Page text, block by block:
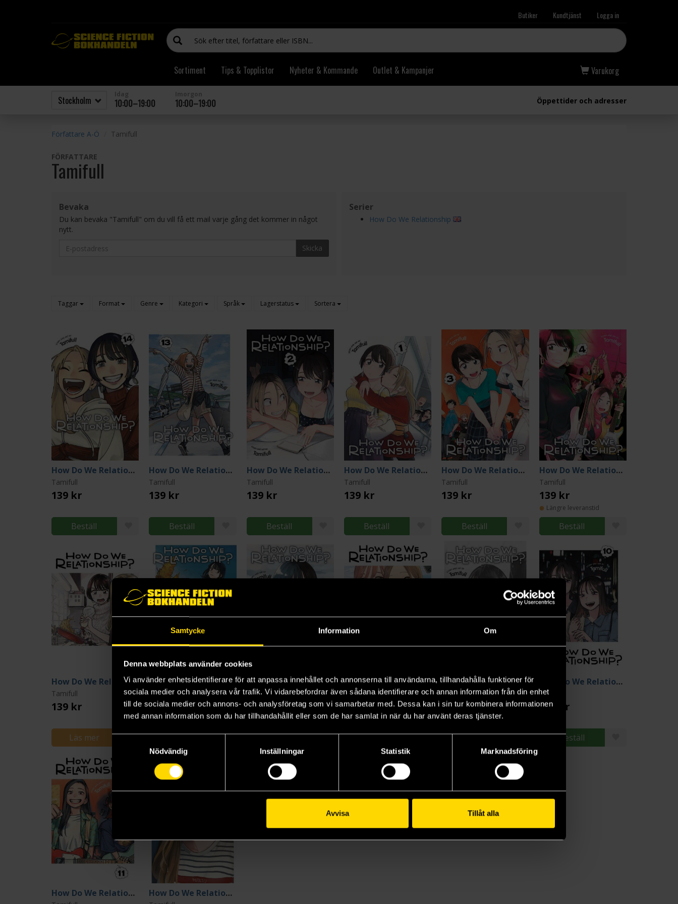
Samtycke Information Om
Denna webbplats använder cookies
Vi använder enhetsidentifierare för att anpassa innehållet och annonserna till användarna, tillhandahålla funktioner för
sociala medier och analysera vår trafik. Vi vidarebefordrar även sådana identifierare och annan information från din enhet
till de sociala medier och annons- och analysföretag som vi samarbetar med. Dessa kan i sin tur kombinera informationen
med annan information som du har tillhandahållit eller som de har samlat in när du har använt deras tjänster.
Nödvändig
Inställningar Statistik Marknadsföring
Avvisa Tillåt alla
Butiker Kundtjänst Logga in
Sortiment Tips & Topplistor Nyheter & Kommande Outlet & Kampanjer Varukorg
10:00–19:00 10:00–19:00 Öppettider och adresser
Författare A-Ö Tamifull
FÖRFATTARE
Tamifull
Bevaka
Du kan bevaka "Tamifull" om du vill få ett mail varje gång det kommer in något
nytt.
Skicka
Serier
How Do We Relationship
Taggar Format Genre Kategori Språk Lagerstatus Sortera
How Do We Relationship Vol 14
Tamifull
139 kr
Beställ
How Do We Relationship Vol 13
Tamifull
139 kr
Beställ
How Do We Relationship Vol 2
Tamifull
139 kr
Beställ
How Do We Relationship Vol 1
Tamifull
139 kr
Beställ
How Do We Relationship Vol 3
Tamifull
139 kr
Beställ
How Do We Relationship Vol 4
Tamifull
139 kr
Längre leveranstid
Beställ
How Do We Relationship Vol 9
Tamifull
139 kr
Läs mer
How Do We Relationship Vol 12
Tamifull
139 kr
Beställ
How Do We Relationship Vol 5
Tamifull
139 kr
Beställ
How Do We Relationship Vol 6
Tamifull
139 kr
Beställ
How Do We Relationship Vol 8
Tamifull
139 kr
Beställ
How Do We Relationship Vol 10
Tamifull
139 kr
Beställ
How Do We Relationship Vol 11 How Do We Relationship Vol 7